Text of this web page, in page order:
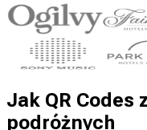
Jak QR Codes
podróżnych